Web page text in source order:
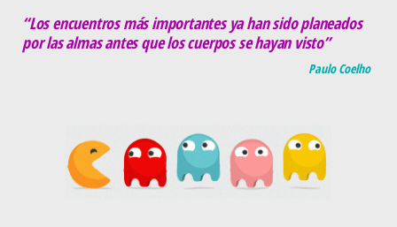
“Los encuentros más importantes ya han sido planeados
por las almas antes que los cuerpos se hayan visto”
Paulo Coelho